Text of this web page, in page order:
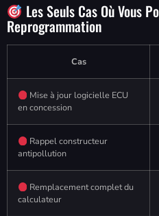
Les Seuls Cas Où Vous
Reprogrammation
Cas
Mise à jour logicielle ECU
en concession
Rappel constructeur
antipollution
Remplacement complet du
calculateur